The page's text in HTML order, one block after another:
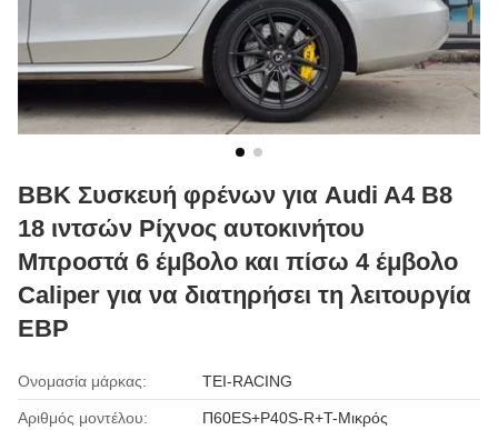
ΒΒΚ Συσκευή φρένων για Audi A4 B8
18 ιντσών Ρίχνος αυτοκινήτου
Μπροστά 6 έμβολο και πίσω 4 έμβολο
Caliper για να διατηρήσει τη λειτουργία
EBP
Ονομασία μάρκας: TEI-RACING
Αριθμός μοντέλου: Π60ES+P40S-R+T-Μικρός